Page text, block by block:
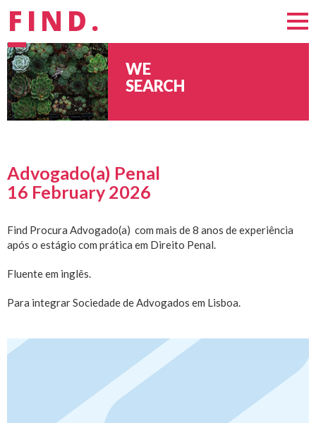
FIND.
WE
SEARCH
Advogado(a) Penal
16 February 2026
Find Procura Advogado(a) com mais de 8 anos de experiência
após o estágio com prática em Direito Penal.
Fluente em inglês.
Para integrar Sociedade de Advogados em Lisboa.